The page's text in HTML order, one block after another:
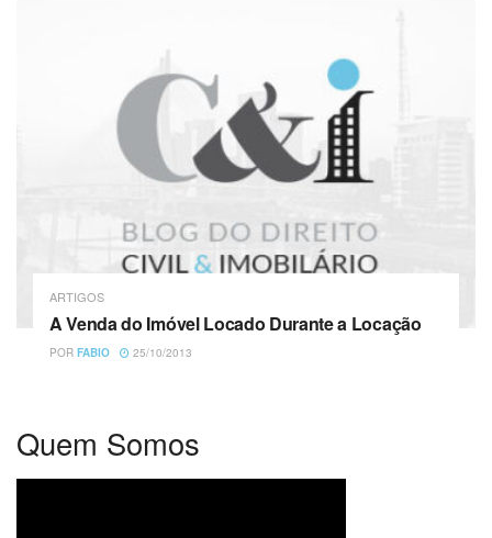
ARTIGOS
A Venda do Imóvel Locado Durante a Locação
POR FABIO 25/10/2013
Quem Somos